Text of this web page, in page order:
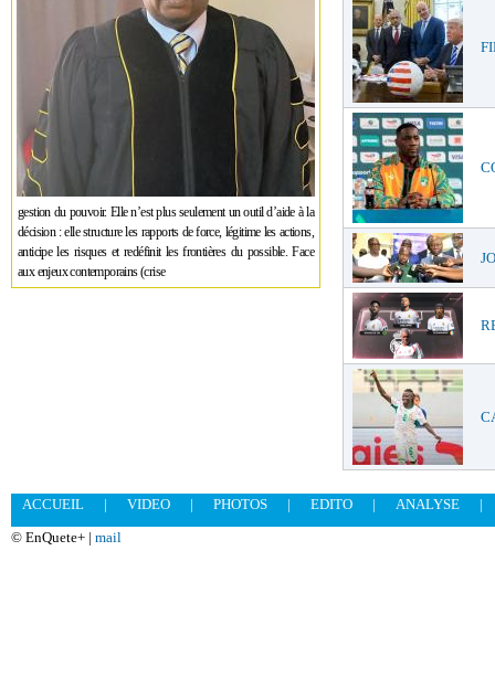
gestion du pouvoir. Elle n’est plus seulement un outil d’aide à la
décision : elle structure les rapports de force, légitime les actions,
anticipe les risques et redéfinit les frontières du possible. Face
aux enjeux contemporains (crise
ACCUEIL | VIDEO | PHOTOS | EDITO | ANALYSE
|
© EnQuete+ | mail